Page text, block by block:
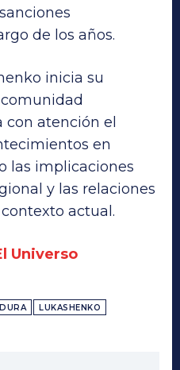
de los años.
inicia su
atención el
en
las implicaciones
y las relaciones
actual.
Universo
LUKASHENKO